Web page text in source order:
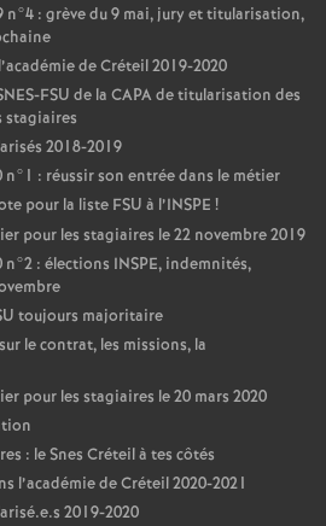
n°4 : grève du 9 mai, jury et titularisation,
de Créteil 2019-2020
-FSU de la CAPAde titularisation des
stagiaires
2018-2019
: réussir son entrée dans le métier
pour la liste FSU à l’INSPE !
pour les stagiaires le 22 novembre 2019
: élections INSPE, indemnités,
toujours majoritaire
le contrat, les missions, la
pour les stagiaires le 20 mars 2020
: le Snes Créteil à tes côtés
l’académie de Créteil 2020-2021
2019-2020